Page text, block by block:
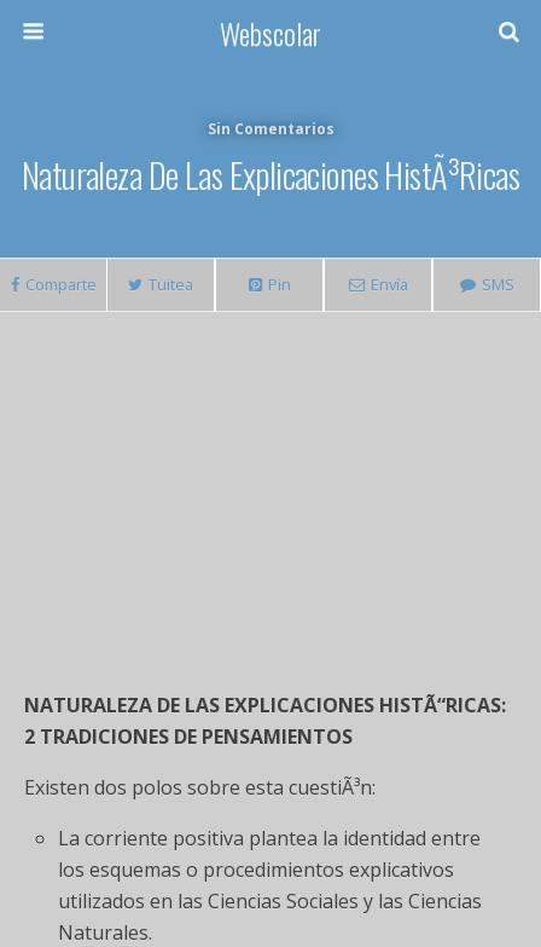
Webscolar
Sin Comentarios
Naturaleza De Las Explicaciones HistÃ³ricas
Comparte Tuitea Pin Envía SMS
NATURALEZA DE LAS EXPLICACIONES HISTÃ“RICAS:
2 TRADICIONES DE PENSAMIENTOS
Existen dos polos sobre esta cuestiÃ³n:
La corriente positiva plantea la identidad entre
los esquemas o procedimientos explicativos
utilizados en las Ciencias Sociales y las Ciencias
Naturales.